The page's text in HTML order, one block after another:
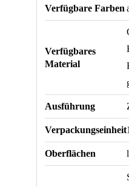
Verfügbare Farben
Verfügbares
Material
Ausführung
Verpackungseinheit
Oberflächen